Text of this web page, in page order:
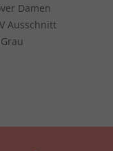
Damen
Ausschnitt